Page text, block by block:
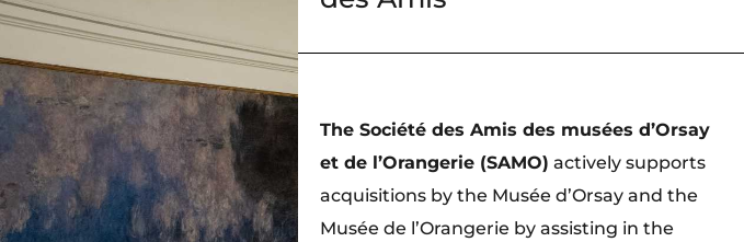
The Société des Amis des musées d’Orsay
et de l’Orangerie (SAMO) actively supports
acquisitions by the Musée d’Orsay and the
Musée de l’Orangerie by assisting in the